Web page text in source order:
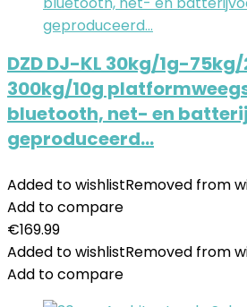
DZD DJ-KL 30kg/1g-
300kg/10g
bluetooth, net- en
geproduceerd…
Added to wishlistRemoved from
Add to compare
€169.99
Added to wishlistRemoved from
Add to compare